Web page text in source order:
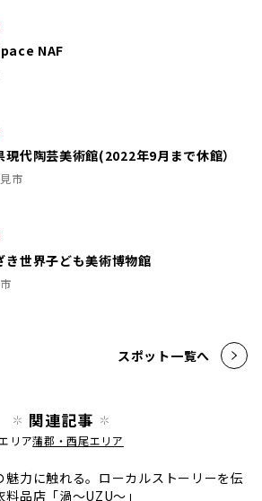
NAF
現代陶芸美術館(2022年9月まで休館）
市
き世界子ども美術博物館
スポット一覧へ
関連記事
リア蒲郡・西尾エリア
魅力に触れる。ローカルストーリーを伝
料品店「渦〜UZU〜」